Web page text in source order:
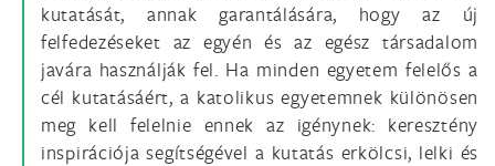
kutatását, annak garantálására, hogy az új
felfedezéseket az egyén és az egész társadalom
javára használják fel. Ha minden egyetem felelős a
cél kutatásáért, a katolikus egyetemnek különösen
meg kell felelnie ennek az igénynek: keresztény
inspirációja segítségével a kutatás erkölcsi, lelki és